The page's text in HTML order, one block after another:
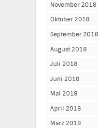
November 2018
Oktober 2018
September 2018
August 2018
Juli 2018
Juni 2018
Mai 2018
April 2018
März 2018